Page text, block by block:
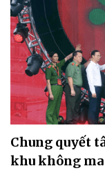
Chung quyết
khu không